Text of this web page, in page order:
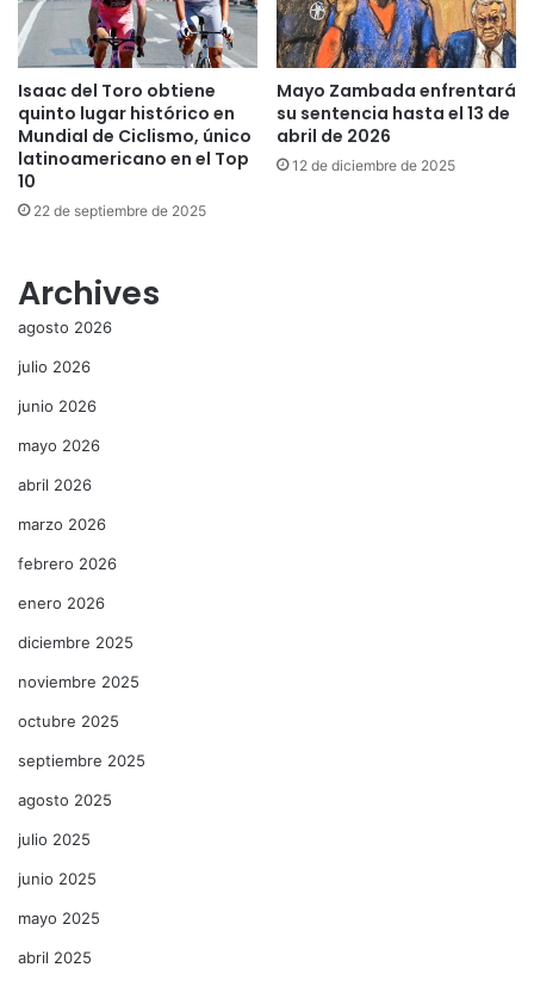
Isaac del Toro obtiene
quinto lugar histórico en
Mundial de Ciclismo, único
latinoamericano en el Top
10
22 de septiembre de 2025
Mayo Zambada enfrentará
su sentencia hasta el 13 de
abril de 2026
12 de diciembre de 2025
Archives
agosto 2026
julio 2026
junio 2026
mayo 2026
abril 2026
marzo 2026
febrero 2026
enero 2026
diciembre 2025
noviembre 2025
octubre 2025
septiembre 2025
agosto 2025
julio 2025
junio 2025
mayo 2025
abril 2025